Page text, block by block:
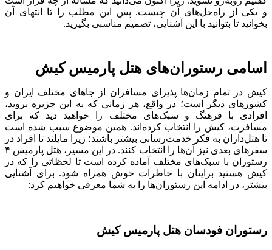
و یکی از راه‌حل‌های آن چیست. پس این مطلب را تا انتهای آن
بخوانید تا بتوانید با این آشنایی، تصمیم مناسبی بگیرید.
اسامی رستوران‌های هتل پارمیس کیش
کیش در تمام زمان‌ها پذیرای مسافران از جاهای مختلف ایران و
کشورهای دیگر است؛ در واقع، هر زمانی که به این جزیره بروید،
افرادی با فرهنگ و سبک‌های مختلف را خواهید دید که برای
مسافرت، کیش را انتخاب کرده‌اند. همین موضوع سبب شده است
تا هتل‌داران به فکر خدمت‌رسانی بیشتر باشند؛ زیرا مایلند تا افراد در
سفرهای بعدی نیز آن‌ها را انتخاب کنند. در این مسیر، هتل پارمیس ۴
رستوران با سبک‌های مختلف آماده کرده است تا لحظاتی را که در
کیش هستید برایتان با خاطرات خوش همراه شود. برای آشنایی
بیشتر، در ادامه این رستوران‌ها را به شما معرفی خواهیم کرد:
رستوران فودسان هتل پارمیس کیش